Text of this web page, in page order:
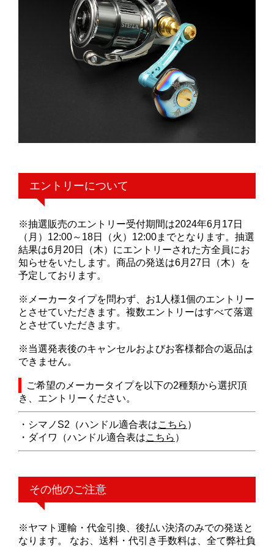
エントリーについて
※抽選販売のエントリー受付期間は2024年6月17日
（月）12:00～18日（火）12:00までとなります。抽選
結果は6月20日（木）にエントリーされた方全員にお
知らせをいたします。商品の発送は6月27日（木）を
予定しております。
※メーカータイプを問わず、お1人様1個のエントリー
とさせていただきます。複数エントリーはすべて落選
とさせていただきます。
※当選発表後のキャンセルおよびお客様都合の返品は
できません。
ご希望のメーカータイプを以下の2種類から選択頂
き、エントリーください。
・シマノS2（ハンドル適合表はこちら ）
・ダイワ（ハンドル適合表はこちら ）
その他のご注意
※ヤマト運輸・代金引換、後払い決済のみでの発送と
なります。 なお、送料・代引き手数料は、全て弊社負